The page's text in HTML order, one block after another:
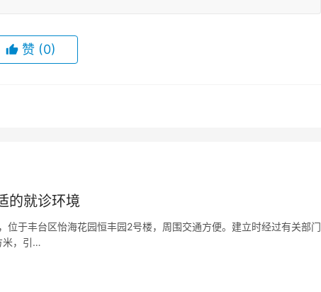
赞 (0)
的就诊环境
于丰台区怡海花园恒丰园2号楼，周围交通方便。建立时经过有关部门
米，引…